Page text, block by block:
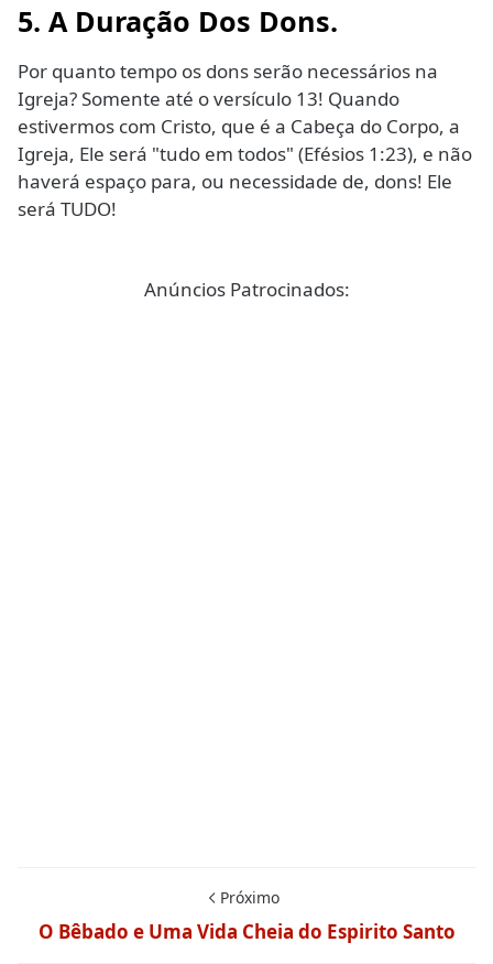
5. A Duração Dos Dons.
Por quanto tempo os dons serão necessários na
Igreja? Somente até o versículo 13! Quando
estivermos com Cristo, que é a Cabeça do Corpo, a
Igreja, Ele será "tudo em todos" (Efésios 1:23), e não
haverá espaço para, ou necessidade de, dons! Ele
será TUDO!
Anúncios Patrocinados:
Próximo
O Bêbado e Uma Vida Cheia do Espirito Santo